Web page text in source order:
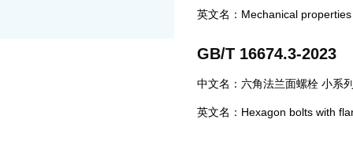
英文名：Mechanical
GB/T 16674.3-2023
中文名：六角法兰面螺栓 小系
英文名：Hexagon bolts with